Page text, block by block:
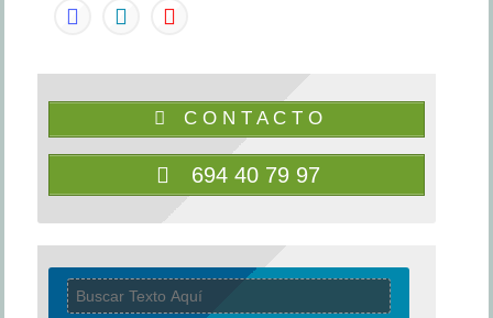
C O N T A C T O
694 40 79 97